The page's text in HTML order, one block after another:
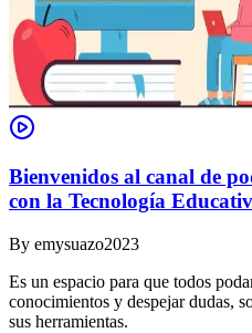
Bienvenidos al canal de
con la Tecnología
By emysuazo2023
Es un espacio para que todos
conocimientos y despejar dudas,
sus herramientas.